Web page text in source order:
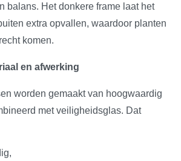
balans. Het donkere frame laat het
extra opvallen, waardoor planten
komen.
en afwerking
worden gemaakt van hoogwaardig
met veiligheidsglas. Dat